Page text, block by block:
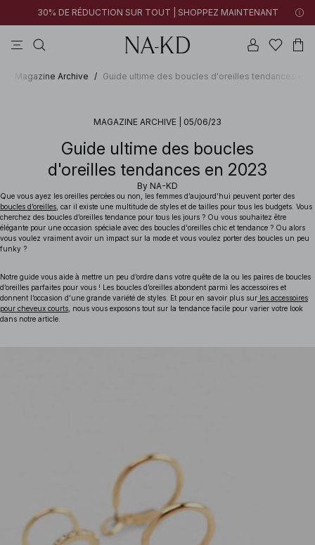
30% DE RÉDUCTION SUR TOUT | SHOPPEZ MAINTENANT
Magazine Archive / Guide ultime des boucles d'oreilles tendances en
MAGAZINE ARCHIVE 05/06/23
Guide ultime des boucles
d'oreilles tendances en 2023
By NA-KD
Que vous ayez les oreilles percées ou non, les femmes d’aujourd’hui peuvent porter des
boucles d’oreilles , car il existe une multitude de styles et de tailles pour tous les budgets. Vous
cherchez des boucles d’oreilles tendance pour tous les jours ? Ou vous souhaitez être
élégante pour une occasion spéciale avec des boucles d'oreilles chic et tendance ? Ou alors
vous voulez vraiment avoir un impact sur la mode et vous voulez porter des boucles un peu
funky ?
Notre guide vous aide à mettre un peu d’ordre dans votre quête de la ou les paires de boucles
d’oreilles parfaites pour vous ! Les boucles d’oreilles abondent parmi les accessoires et
donnent l’occasion d’une grande variété de styles. Et pour en savoir plus sur les accessoires
pour cheveux courts , nous vous exposons tout sur la tendance facile pour varier votre look
dans notre article.